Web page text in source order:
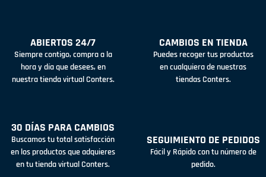
ABIERTOS 24/7
Siempre contigo, compra a la
hora y día que desees, en
nuestra tienda virtual Conters.
CAMBIOS EN TIENDA
Puedes recoger tus productos
en cualquiera de nuestras
tiendas Conters.
30 DÍAS PARA CAMBIOS
Buscamos tu total satisfacción
en los productos que adquieres
en tu tienda virtual Conters.
SEGUIMIENTO DE PEDIDOS
Fácil y Rápido con tu número de
pedido.